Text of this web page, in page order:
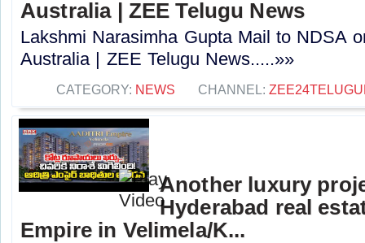
Australia | ZEE Telugu News
Lakshmi Narasimha Gupta Mail to NDSA
Australia | ZEE Telugu News.....»»
CATEGORY: NEWS CHANNEL:
Another luxury
Hyderabad real
Empire in Velimela/K...